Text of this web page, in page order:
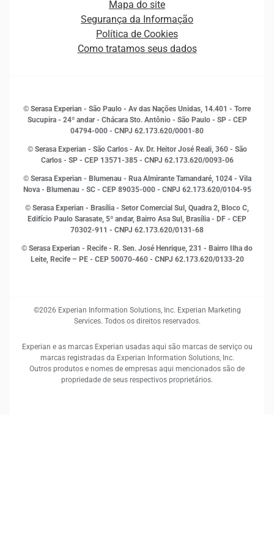
Empreendedorismo
Estudos e Pesquisas
Inovação e Tecnologia
Leis e impostos
Marketing
Open Finance
Proteção de Dados
Sustentabilidade Corporativa
Sala de Imprensa
Mapa do site
Segurança da Informação
Política de Cookies
Como tratamos seus dados
© Serasa Experian - São Paulo - Av das Nações Unidas, 14.401 - Torre
Sucupira - 24º andar - Chácara Sto. Antônio - São Paulo - SP - CEP
04794-000 - CNPJ 62.173.620/0001-80
© Serasa Experian - São Carlos - Av. Dr. Heitor José Reali, 360 - São
Carlos - SP - CEP 13571-385 - CNPJ 62.173.620/0093-06
© Serasa Experian - Blumenau - Rua Almirante Tamandaré, 1024 - Vila
Nova - Blumenau - SC - CEP 89035-000 - CNPJ 62.173.620/0104-95
© Serasa Experian - Brasília - Setor Comercial Sul, Quadra 2, Bloco C,
Edifício Paulo Sarasate, 5º andar, Bairro Asa Sul, Brasília - DF - CEP
70302-911 - CNPJ 62.173.620/0131-68
© Serasa Experian - Recife - R. Sen. José Henrique, 231 - Bairro Ilha do
Leite, Recife – PE - CEP 50070-460 - CNPJ 62.173.620/0133-20
©2026 Experian Information Solutions, Inc. Experian Marketing
Services. Todos os direitos reservados.
Experian e as marcas Experian usadas aqui são marcas de serviço ou
marcas registradas da Experian Information Solutions, Inc.
Outros produtos e nomes de empresas aqui mencionados são de
propriedade de seus respectivos proprietários.